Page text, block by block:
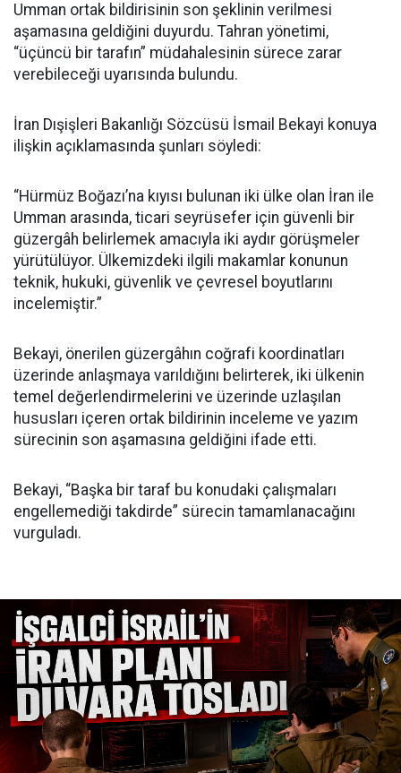
Umman ortak bildirisinin son şeklinin verilmesi
aşamasına geldiğini duyurdu. Tahran yönetimi,
“üçüncü bir tarafın” müdahalesinin sürece zarar
verebileceği uyarısında bulundu.
İran Dışişleri Bakanlığı Sözcüsü İsmail Bekayi konuya
ilişkin açıklamasında şunları söyledi:
“Hürmüz Boğazı’na kıyısı bulunan iki ülke olan İran ile
Umman arasında, ticari seyrüsefer için güvenli bir
güzergâh belirlemek amacıyla iki aydır görüşmeler
yürütülüyor. Ülkemizdeki ilgili makamlar konunun
teknik, hukuki, güvenlik ve çevresel boyutlarını
incelemiştir.”
Bekayi, önerilen güzergâhın coğrafi koordinatları
üzerinde anlaşmaya varıldığını belirterek, iki ülkenin
temel değerlendirmelerini ve üzerinde uzlaşılan
hususları içeren ortak bildirinin inceleme ve yazım
sürecinin son aşamasına geldiğini ifade etti.
Bekayi, “Başka bir taraf bu konudaki çalışmaları
engellemediği takdirde” sürecin tamamlanacağını
vurguladı.